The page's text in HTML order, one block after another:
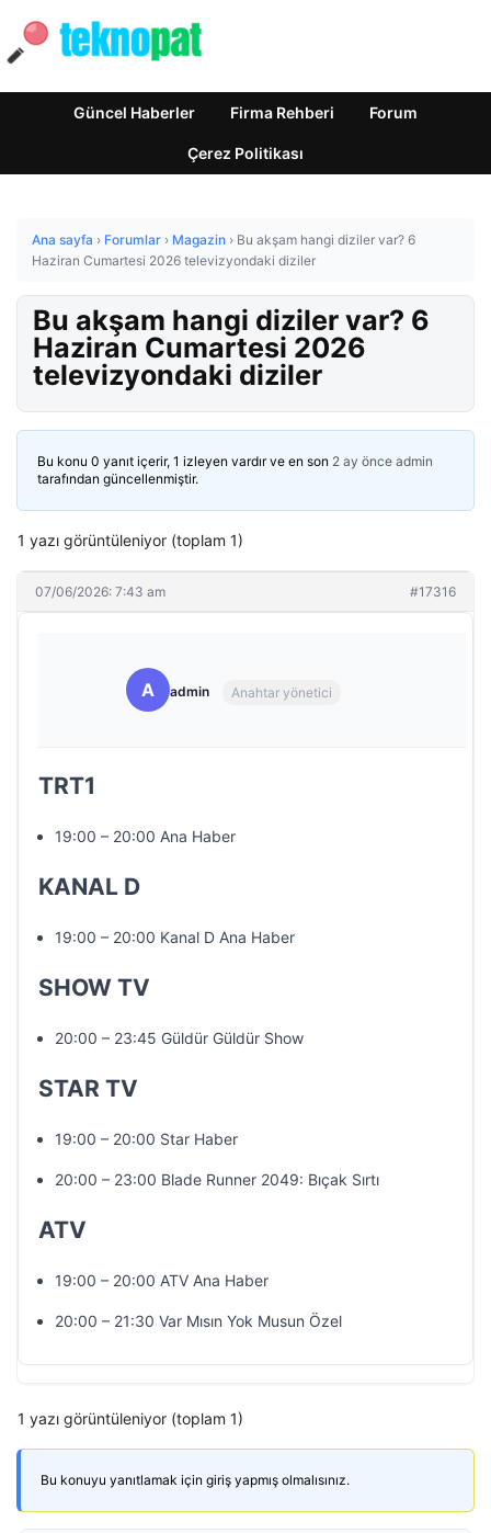
Güncel Haberler Firma Rehberi Forum
Çerez Politikası
Ana sayfa › Forumlar › Magazin › Bu akşam hangi diziler var? 6
Haziran Cumartesi 2026 televizyondaki diziler
Bu akşam hangi diziler var? 6
Haziran Cumartesi 2026
televizyondaki diziler
Bu konu 0 yanıt içerir, 1 izleyen vardır ve en son 2 ay önce admin
tarafından güncellenmiştir.
1 yazı görüntüleniyor (toplam 1)
07/06/2026: 7:43 am #17316
A admin Anahtar yönetici
TRT1
19:00 – 20:00 Ana Haber
KANAL D
19:00 – 20:00 Kanal D Ana Haber
SHOW TV
20:00 – 23:45 Güldür Güldür Show
STAR TV
19:00 – 20:00 Star Haber
20:00 – 23:00 Blade Runner 2049: Bıçak Sırtı
ATV
19:00 – 20:00 ATV Ana Haber
20:00 – 21:30 Var Mısın Yok Musun Özel
1 yazı görüntüleniyor (toplam 1)
Bu konuyu yanıtlamak için giriş yapmış olmalısınız.